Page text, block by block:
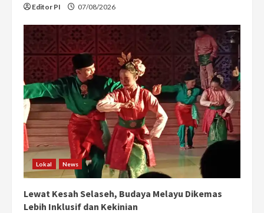
Editor PI 07/08/2026
Lokal News
Lewat Kesah Selaseh, Budaya Melayu Dikemas
Lebih Inklusif dan Kekinian